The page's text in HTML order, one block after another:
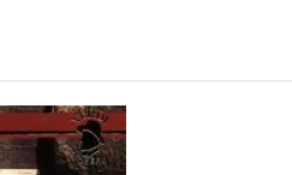
а также XX веку, который
чем 20 дисками.
эссе британского автора
Николаса, а также
сведениями и
в боксе